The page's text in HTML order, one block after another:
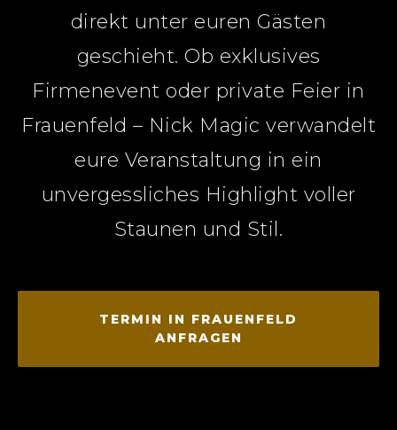
direkt unter euren Gästen
geschieht. Ob exklusives
Firmenevent oder private Feier in
Frauenfeld – Nick Magic verwandelt
eure Veranstaltung in ein
unvergessliches Highlight voller
Staunen und Stil.
TERMIN IN FRAUENFELD
ANFRAGEN